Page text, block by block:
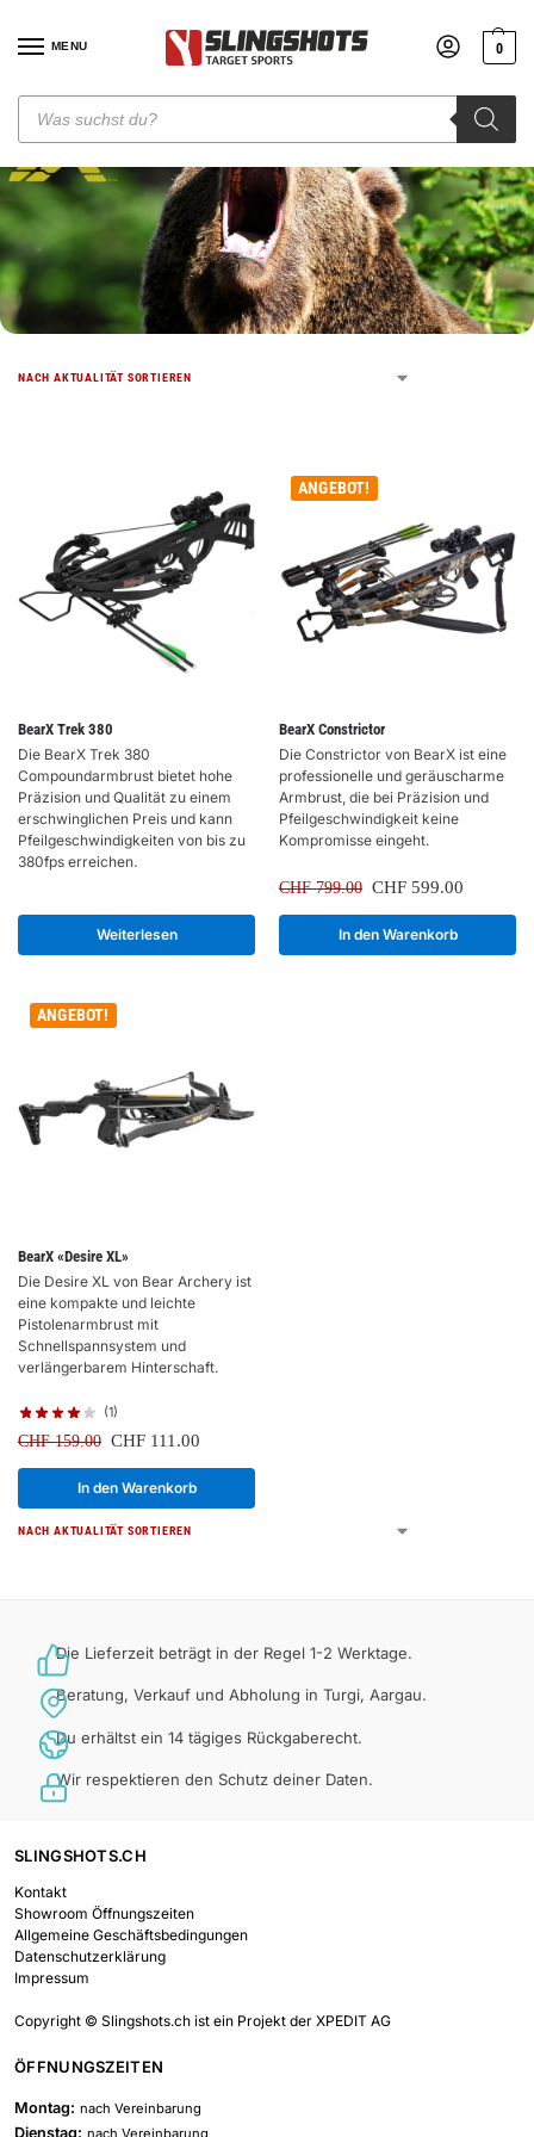
MENU 0
BEARX ARMBRÜSTE
BearX Trek 380
Die BearX Trek 380
Compoundarmbrust bietet hohe
Präzision und Qualität zu einem
erschwinglichen Preis und kann
Pfeilgeschwindigkeiten von bis zu
380fps erreichen.
Weiterlesen
ANGEBOT!
BearX Constrictor
Die Constrictor von BearX ist eine
professionelle und geräuscharme
Armbrust, die bei Präzision und
Pfeilgeschwindigkeit keine
Kompromisse eingeht.
CHF799.00 CHF 599.00
In den Warenkorb
ANGEBOT!
BearX «Desire XL»
Die Desire XL von Bear Archery ist
eine kompakte und leichte
Pistolenarmbrust mit
Schnellspannsystem und
verlängerbarem Hinterschaft.
(1)
CHF159.00 CHF 111.00
In den Warenkorb
Die Lieferzeit beträgt in der Regel 1-2 Werktage.
Beratung, Verkauf und Abholung in Turgi, Aargau.
Du erhältst ein 14 tägiges Rückgaberecht.
Wir respektieren den Schutz deiner Daten.
SLINGSHOTS.CH
Kontakt
Showroom Öffnungszeiten
Allgemeine Geschäftsbedingungen
Datenschutzerklärung
Impressum
Copyright © Slingshots.ch ist ein Projekt der XPEDIT AG
ÖFFNUNGSZEITEN
Montag: nach Vereinbarung
Dienstag: nach Vereinbarung